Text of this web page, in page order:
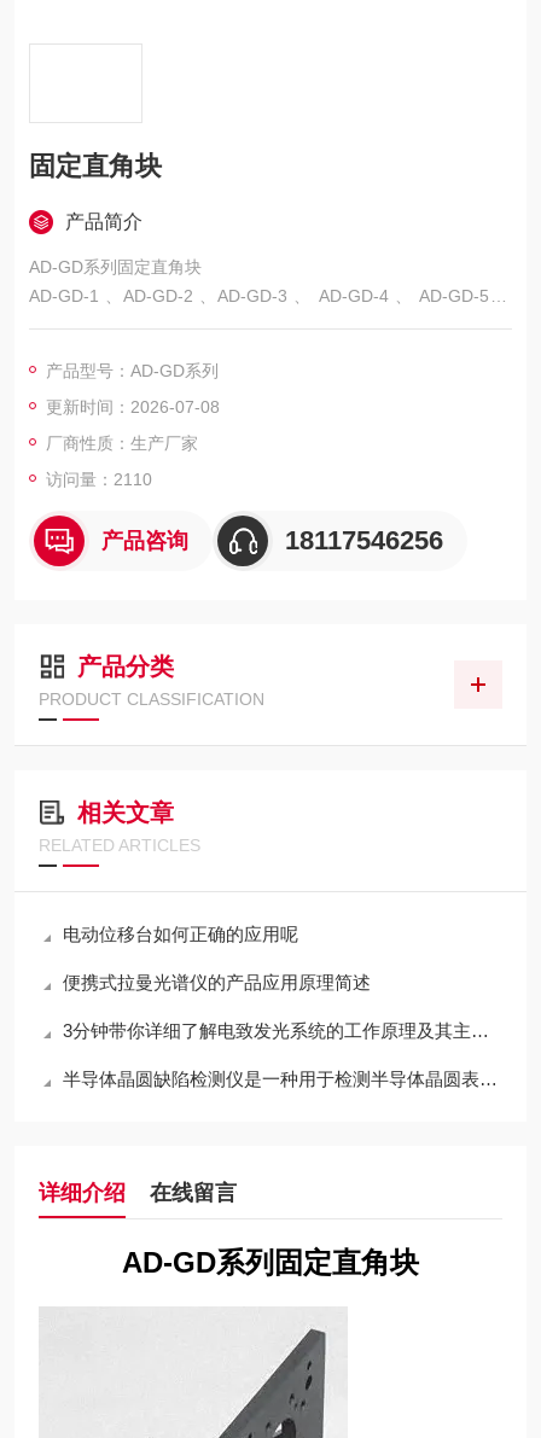
固定直角块
产品简介
AD-GD系列固定直角块
AD-GD-1 、AD-GD-2 、AD-GD-3 、 AD-GD-4 、 AD-GD-5 、
AD-GD-6 、AD-GD-7 、AD-GD-8 、 AD-GD-9 AD-GD-10、 AD
产品型号：AD-GD系列
更新时间：2026-07-08
厂商性质：生产厂家
访问量：2110
产品咨询 18117546256
产品分类
PRODUCT CLASSIFICATION
相关文章
RELATED ARTICLES
电动位移台如何正确的应用呢
便携式拉曼光谱仪的产品应用原理简述
3分钟带你详细了解电致发光系统的工作原理及其主要优点
半导体晶圆缺陷检测仪是一种用于检测半导体晶圆表面缺陷的设备
详细介绍 在线留言
AD-GD系列 固定直角块